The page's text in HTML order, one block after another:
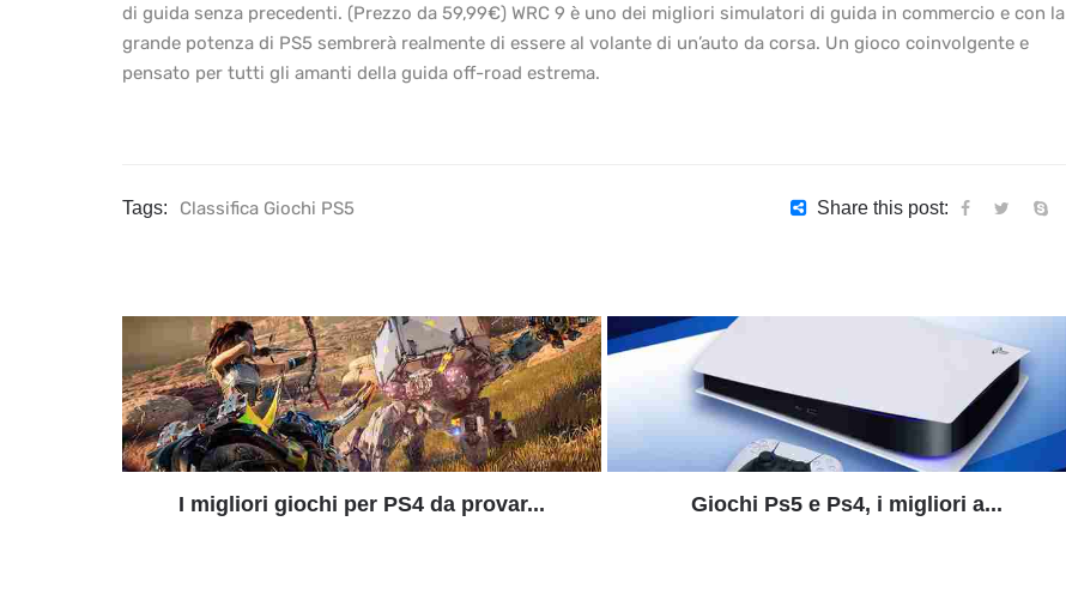
di guida senza precedenti. (Prezzo da 59,99€) WRC 9 è uno dei migliori simulatori di guida in commercio e con la
grande potenza di PS5 sembrerà realmente di essere al volante di un’auto da corsa. Un gioco coinvolgente e
pensato per tutti gli amanti della guida off-road estrema.
Tags: Classifica Giochi PS5 Share this post:
I migliori giochi per PS4 da provar... Giochi Ps5 e Ps4, i migliori a...